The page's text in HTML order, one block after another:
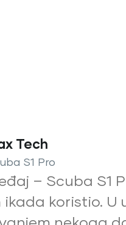
Tech
S1 Pro
– Scuba S1
ikada koristio. U